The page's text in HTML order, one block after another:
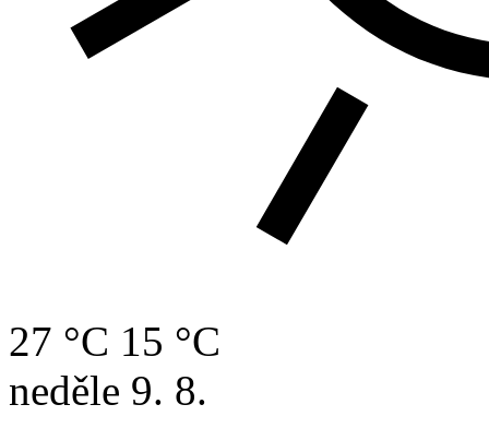
27 °C 15 °C
neděle 9. 8.